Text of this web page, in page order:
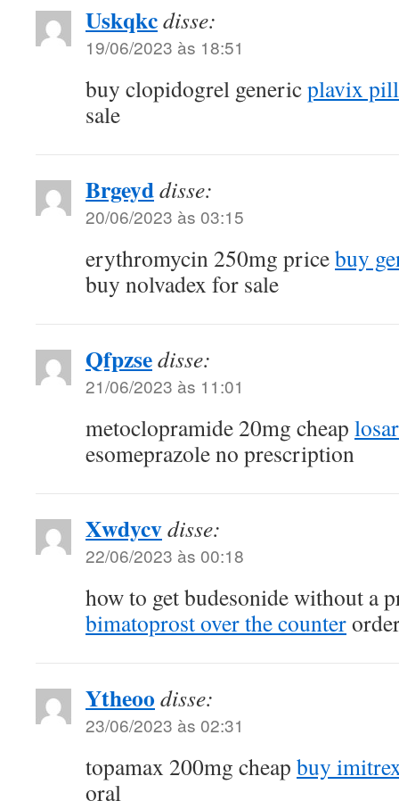
Uskqkcdisse:
19/06/2023 às 18:51
buy clopidogrel genericplavix
sale
Brgeyddisse:
20/06/2023 às 03:15
erythromycin 250mg pricebuy
buy nolvadex for sale
Qfpzsedisse:
21/06/2023 às 11:01
metoclopramide 20mg cheap
esomeprazole no prescription
Xwdycvdisse:
22/06/2023 às 00:18
how to get budesonide without a
bimatoprost over the counter
Ytheoo disse:
23/06/2023 às 02:31
topamax 200mg cheap buy
oral